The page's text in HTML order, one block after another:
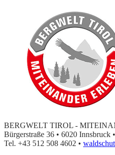
BERGWELT TIROL -
Bürgerstraße 36 • 6020 Innsbruck
Tel. +43 512 508 4602 •